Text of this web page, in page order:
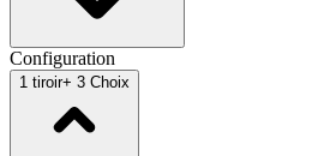
Configuration
1 tiroir+ 3 Choix